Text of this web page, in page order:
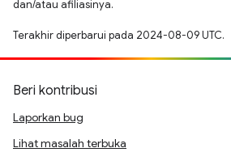
dan/atau afiliasinya.
Terakhir diperbarui pada 2024-08-09 UTC.
Beri kontribusi
Laporkan bug
Lihat masalah terbuka